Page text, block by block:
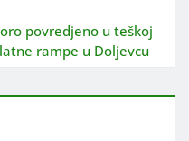
povredjeno u teškoj
rampe u Doljevcu